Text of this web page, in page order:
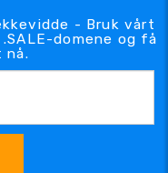
- Bruk vårt
domene og få
nå.